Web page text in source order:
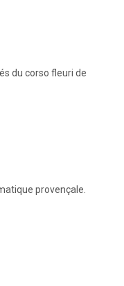
du corso fleuri de
provençale.